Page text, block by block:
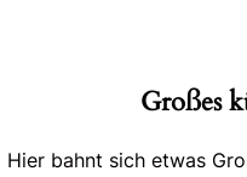
Großes
Hier bahnt sich etwas